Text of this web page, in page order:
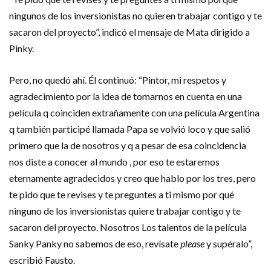
ningunos de los inversionistas no quieren trabajar contigo y te
sacaron del proyecto”, indicó el mensaje de Mata dirigido a
Pinky.
Pero, no quedó ahí. Él continuó: “Pintor, mi respetos y
agradecimiento por la idea de tomarnos en cuenta en una
película q coinciden extrañamente con una película Argentina
q también participé llamada Papa se volvió loco y que salió
primero que la de nosotros y q a pesar de esa coincidencia
nos diste a conocer al mundo , por eso te estaremos
eternamente agradecidos y creo que hablo por los tres, pero
te pido que te revises y te preguntes a ti mismo por qué
ninguno de los inversionistas quiere trabajar contigo y te
sacaron del proyecto. Nosotros Los talentos de la película
Sanky Panky no sabemos de eso, revísatepleasey supéralo”,
escribió Fausto.